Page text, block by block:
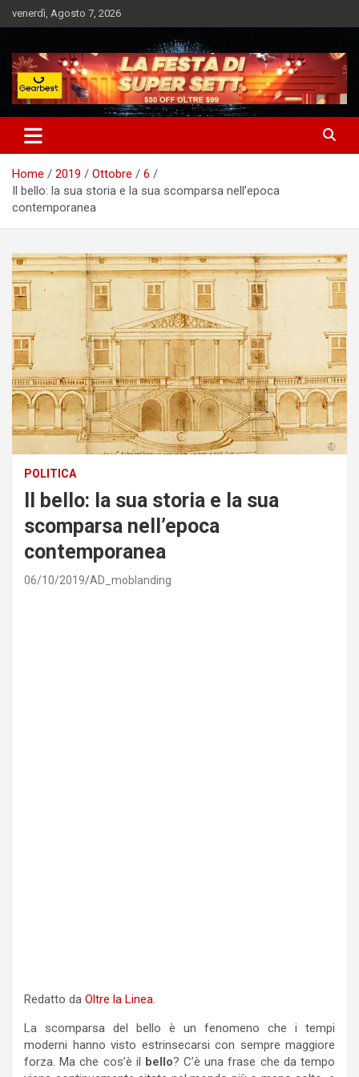
to
venerdì, Agosto 7, 2026
Market News
Notizie Bomba dall'Italia e dal Mondo
Home 2019 Ottobre
6
Il bello: la sua storia e la sua scomparsa nell’epoca
contemporanea
POLITICA
Il bello: la sua storia e la sua
scomparsa nell’epoca
contemporanea
06/10/2019 AD_moblanding
Redatto da Oltre la Linea.
La scomparsa del bello è un fenomeno che i tempi
moderni hanno visto estrinsecarsi con sempre maggiore
forza. Ma che cos’è il bello? C’è una frase che da tempo